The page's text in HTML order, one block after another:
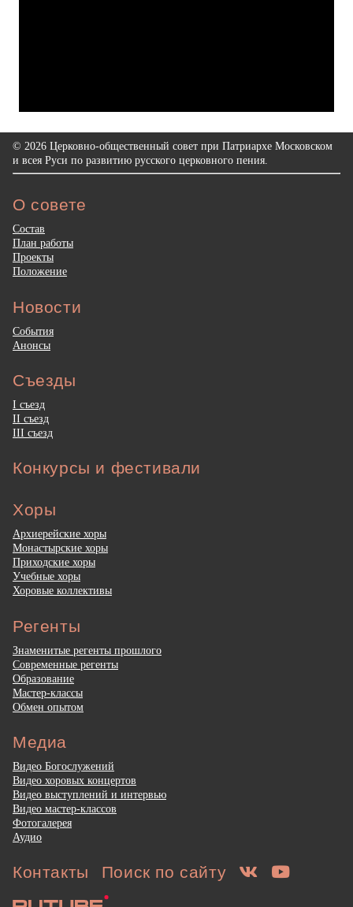
© 2026 Церковно-общественный совет при Патриархе Московском
и всея Руси по развитию русского церковного пения.
О совете
Состав
План работы
Проекты
Положение
Новости
События
Анонсы
Съезды
I съезд
II съезд
III съезд
Конкурсы и фестивали
Хоры
Архиерейские хоры
Монастырские хоры
Приходские хоры
Учебные хоры
Хоровые коллективы
Регенты
Знаменитые регенты прошлого
Современные регенты
Образование
Мастер-классы
Обмен опытом
Медиа
Видео Богослужений
Видео хоровых концертов
Видео выступлений и интервью
Видео мастер-классов
Фотогалерея
Аудио
Контакты Поиск по сайту